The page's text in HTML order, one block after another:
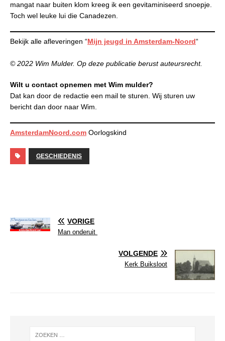
mangat naar buiten klom kreeg ik een gevitaminiseerd snoepje.
Toch wel leuke lui die Canadezen.
Bekijk alle afleveringen “Mijn jeugd in Amsterdam-Noord“
© 2022 Wim Mulder. Op deze publicatie berust auteursrecht.
Wilt u contact opnemen met Wim mulder?
Dat kan door de redactie een mail te sturen. Wij sturen uw
bericht dan door naar Wim.
AmsterdamNoord.com Oorlogskind
GESCHIEDENIS
VORIGE
Man onderuit
VOLGENDE
Kerk Buiksloot